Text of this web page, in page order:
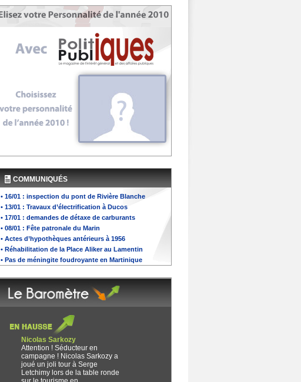
COMMUNIQUÉS
• 16/01 : inspection du pont de Rivière Blanche
• 13/01 : Travaux d’électrification à Ducos
• 17/01 : demandes de détaxe de carburants
• 08/01 : Fête patronale du Marin
• Actes d’hypothèques antérieurs à 1956
• Réhabilitation de la Place Aliker au Lamentin
• Pas de méningite foudroyante en Martinique
Nicolas Sarkozy
Attention ! Séducteur en
campagne ! Nicolas Sarkozy a
joué un joli tour à Serge
Letchimy lors de la table ronde